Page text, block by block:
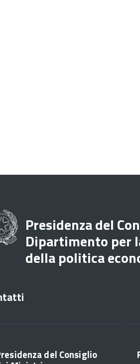
Presidenza del
Dipartimento per
della politica
del Consiglio